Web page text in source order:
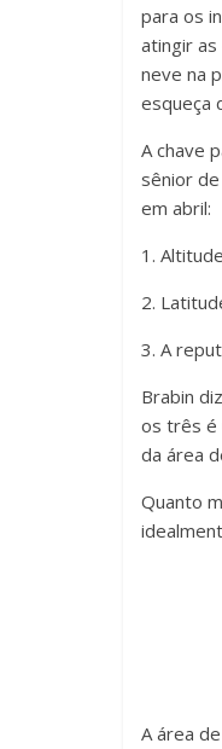
para os
atingir
neve na
esqueça
A chave
sênior
em abril:
1.
2.
3. A
Brabin
os três é
da área
Quanto
A área